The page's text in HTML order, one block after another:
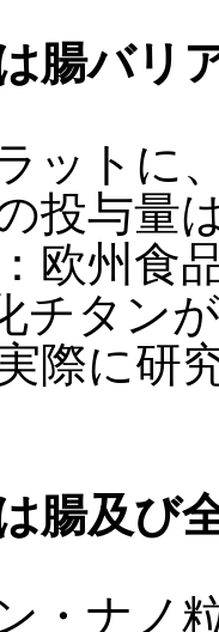
腸バリ
トに
投与量
欧州食
チタン
際に研
腸及び
・ナノ